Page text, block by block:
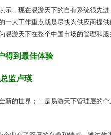
示，现在易游天下的自有系统很先
大工作重点就是尽快为供应商提供
游天下在整个中国市场的管理和服
得到最佳体验
监卢瑛
新的世界；二是易游天下管理层的